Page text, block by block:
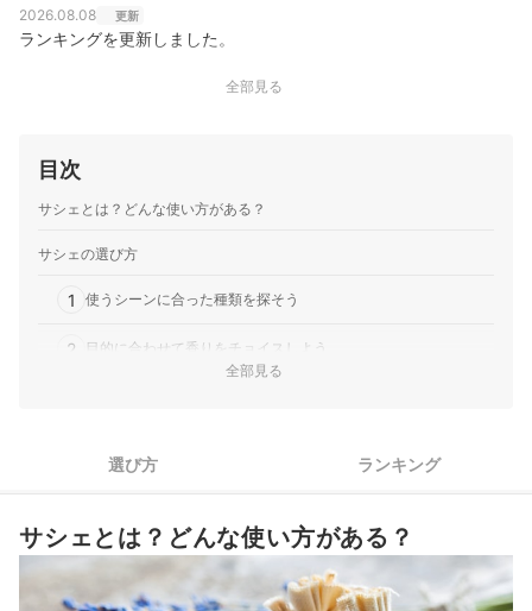
2026.08.08 更新
ランキングを更新しました。
全部見る
目次
サシェとは？どんな使い方がある？
サシェの選び方
1 使うシーンに合った種類を探そう
2 目的に合わせて香りをチョイスしよう
サシェ全20商品おすすめ人気ランキング
サシェは手作りできる？作り方のポイントは？
香りがなくなったらどうする？香りを復活させる方法は？
全部見る
選び方 ランキング
サシェとは？どんな使い方がある？